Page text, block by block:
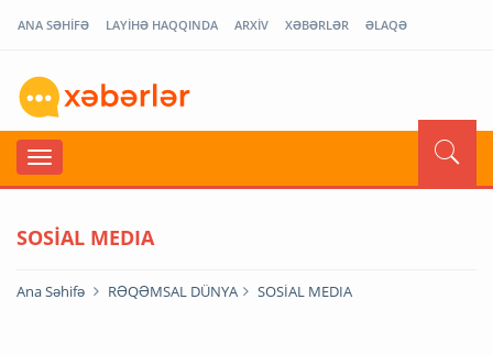
ANA SƏHİFƏ LAYİHƏ HAQQINDA ARXİV XƏBƏRLƏR ƏLAQƏ
SOSİAL MEDIA
Ana Səhifə RƏQƏMSAL DÜNYA SOSİAL MEDIA